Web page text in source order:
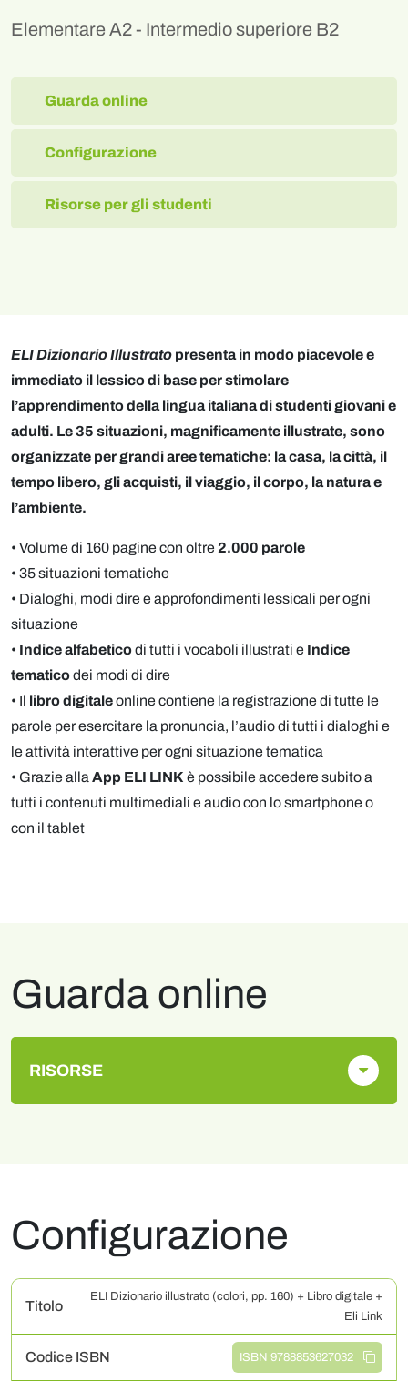
Elementare A2 - Intermedio superiore B2
Guarda online
Configurazione
Risorse per gli studenti
ELI Dizionario Illustrato presenta in modo piacevole e
immediato il lessico di base per stimolare
l’apprendimento della lingua italiana di studenti giovani e
adulti. Le 35 situazioni, magnificamente illustrate, sono
organizzate per grandi aree tematiche: la casa, la città, il
tempo libero, gli acquisti, il viaggio, il corpo, la natura e
l’ambiente.
• Volume di 160 pagine con oltre 2.000 parole
• 35 situazioni tematiche
• Dialoghi, modi dire e approfondimenti lessicali per ogni
situazione
• Indice alfabeticodi tutti i vocaboli illustrati e Indice
tematicodei modi di dire
• Il libro digitaleonline contiene la registrazione di tutte le
parole per esercitare la pronuncia, l’audio di tutti i dialoghi e
le attività interattive per ogni situazione tematica
• Grazie alla App ELI LINK è possibile accedere subito a
tutti i contenuti multimediali e audio con lo smartphone o
con il tablet
Guarda online
RISORSE
Configurazione
Titolo
ELI Dizionario illustrato (colori, pp. 160) + Libro digitale +
Eli Link
Codice ISBN ISBN 9788853627032